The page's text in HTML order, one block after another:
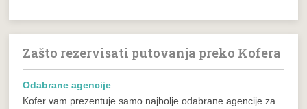
Zašto rezervisati putovanja preko Kofera
Odabrane agencije
Kofer vam prezentuje samo najbolje odabrane agencije za